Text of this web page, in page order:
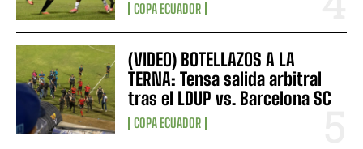
COPA ECUADOR
(VIDEO) BOTELLAZOS A LA
TERNA: Tensa salida arbitral
tras el LDUP vs. Barcelona SC
COPA ECUADOR